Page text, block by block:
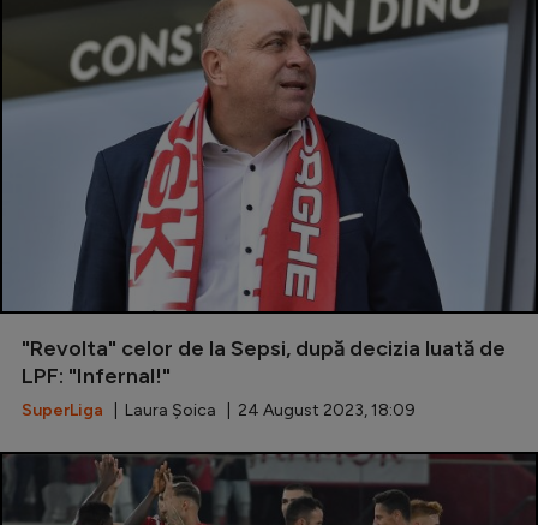
"Revolta" celor de la Sepsi, după decizia luată de
LPF: "Infernal!"
SuperLiga | Laura Șoica | 24 August 2023, 18:09